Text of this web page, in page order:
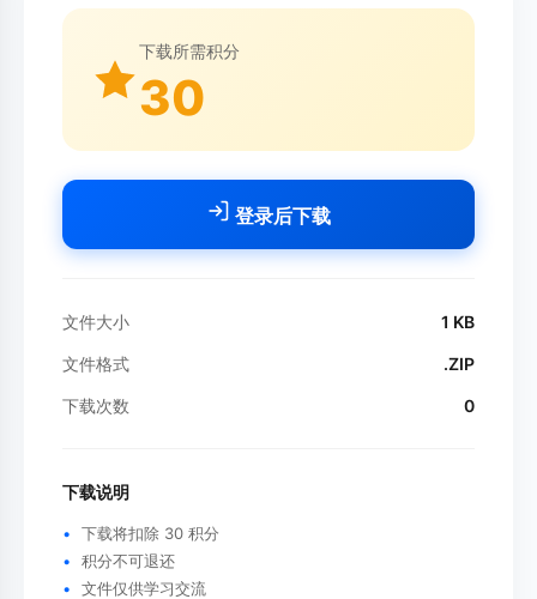
下载所需积分
30
登录后下载
文件大小 1 KB
文件格式 .ZIP
下载次数 0
下载说明
下载将扣除 30 积分
积分不可退还
文件仅供学习交流